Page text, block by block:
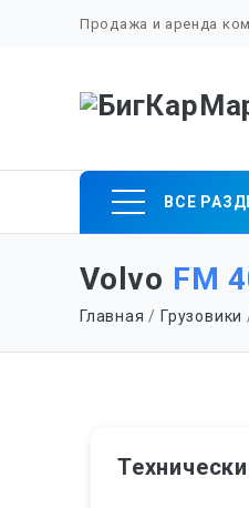
Продажа и аренда
ВСЕ
Volvo FM
Главная / Грузовики